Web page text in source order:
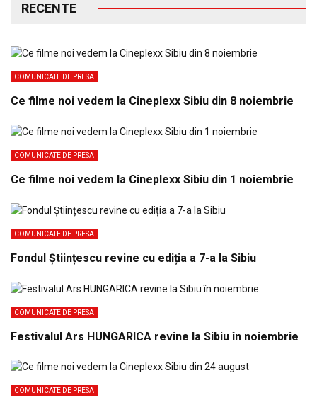
RECENTE
COMUNICATE DE PRESA
Ce filme noi vedem la Cineplexx Sibiu din 8 noiembrie
COMUNICATE DE PRESA
Ce filme noi vedem la Cineplexx Sibiu din 1 noiembrie
COMUNICATE DE PRESA
Fondul Științescu revine cu ediția a 7-a la Sibiu
COMUNICATE DE PRESA
Festivalul Ars HUNGARICA revine la Sibiu în noiembrie
COMUNICATE DE PRESA